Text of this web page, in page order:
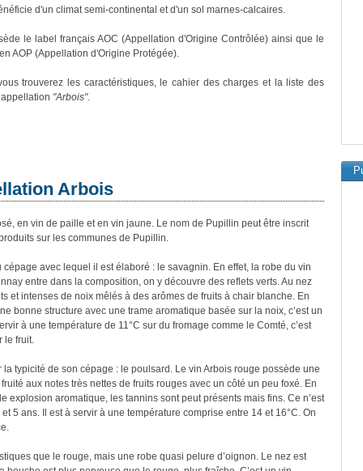
d'un climat semi-continental et d'un sol marnes-calcaires.
le label français AOC (Appellation d'Origine Contrôlée) ainsi que le
AOP (Appellation d'Origine Protégée).
trouverez les caractéristiques, le cahier des charges et la liste des
"Arbois".
Arbois
en vin de paille et en vin jaune. Le nom de Pupillin peut être inscrit
sur les communes de Pupillin.
avec lequel il est élaboré : le savagnin. En effet, la robe du vin
entre dans la composition, on y découvre des reflets verts. Au nez
et intenses de noix mêlés à des arômes de fruits à chair blanche. En
bonne structure avec une trame aromatique basée sur la noix, c’est un
à une température de 11°C sur du fromage comme le Comté, c’est
le fruit.
typicité de son cépage : le poulsard. Le vin Arbois rouge possède une
aux notes très nettes de fruits rouges avec un côté un peu foxé. En
explosion aromatique, les tannins sont peut présents mais fins. Ce n’est
5 ans. Il est à servir à une température comprise entre 14 et 16°C. On
que le rouge, mais une robe quasi pelure d’oignon. Le nez est